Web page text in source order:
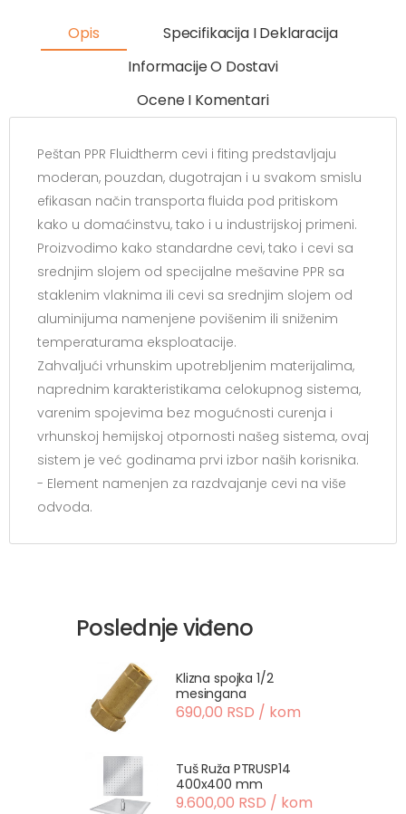
Opis
Specifikacija I Deklaracija
Informacije O Dostavi
Ocene I Komentari
Peštan PPR Fluidtherm cevi i fiting predstavljaju
moderan, pouzdan, dugotrajan i u svakom smislu
efikasan način transporta fluida pod pritiskom
kako u domaćinstvu, tako i u industrijskoj primeni.
Proizvodimo kako standardne cevi, tako i cevi sa
srednjim slojem od specijalne mešavine PPR sa
staklenim vlaknima ili cevi sa srednjim slojem od
aluminijuma namenjene povišenim ili sniženim
temperaturama eksploatacije.
Zahvaljući vrhunskim upotrebljenim materijalima,
naprednim karakteristikama celokupnog sistema,
varenim spojevima bez mogućnosti curenja i
vrhunskoj hemijskoj otpornosti našeg sistema, ovaj
sistem je već godinama prvi izbor naših korisnika.
- Element namenjen za razdvajanje cevi na više
odvoda.
Poslednje viđeno
Klizna spojka 1/2
mesingana
690,00 RSD / kom
Tuš Ruža PTRUSP14
400x400 mm
9.600,00 RSD / kom